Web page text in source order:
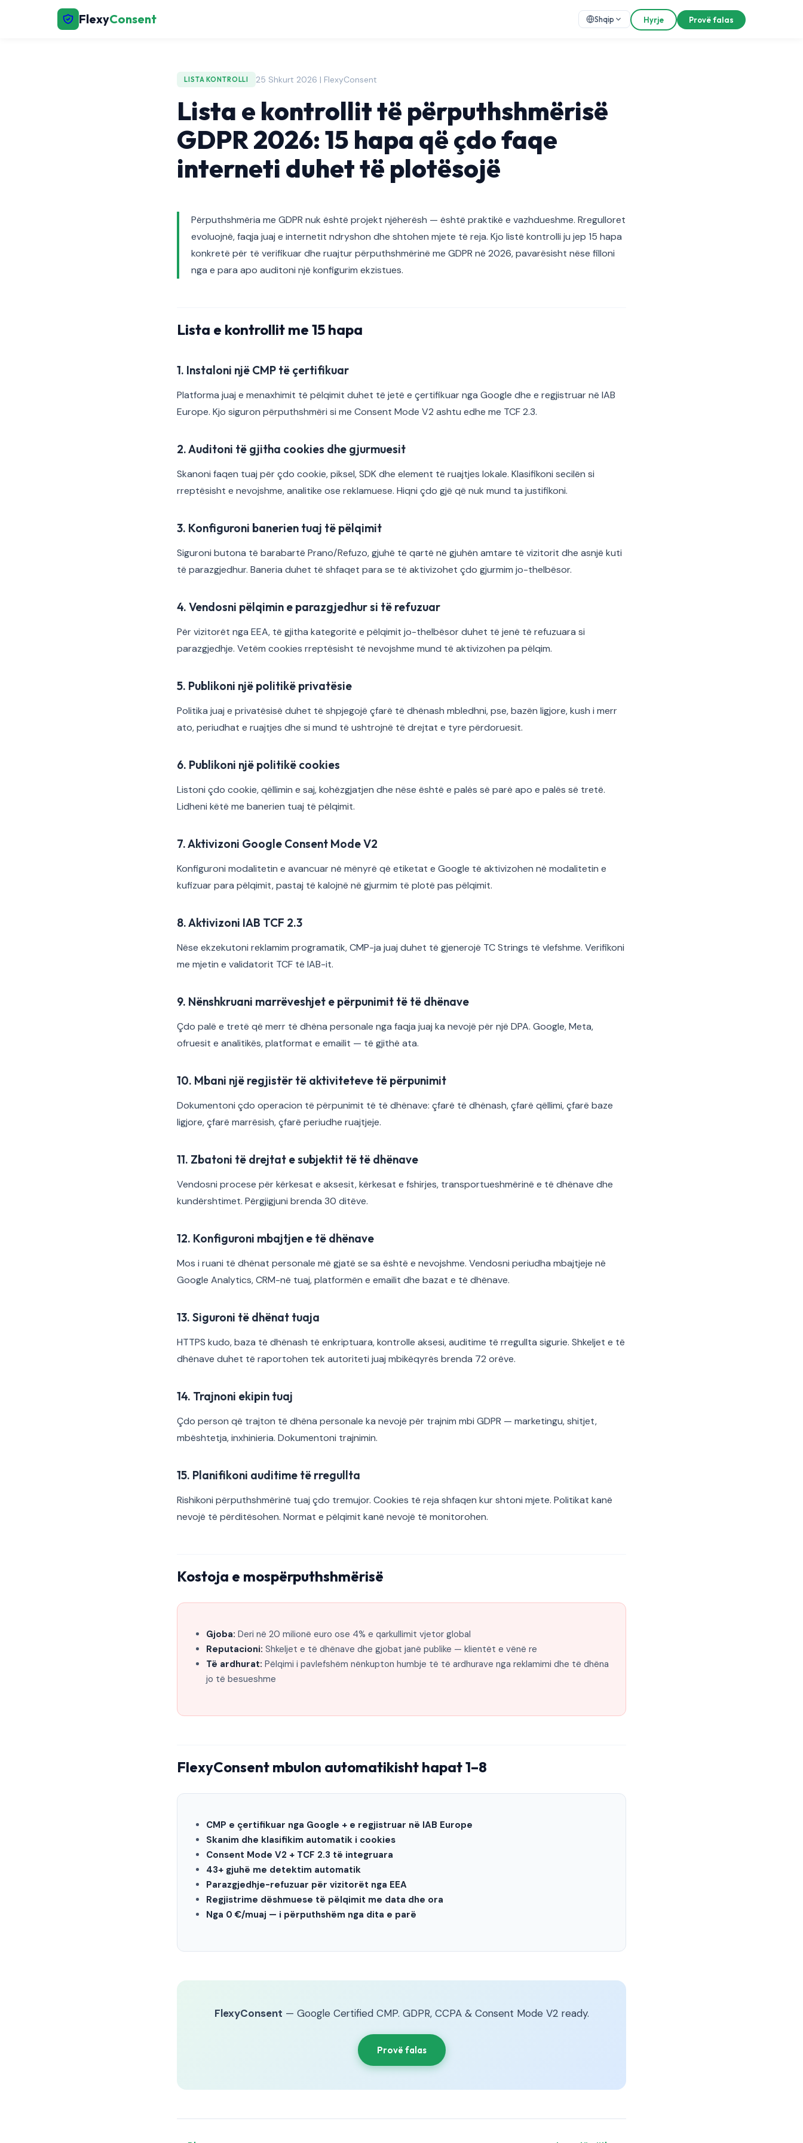
FlexyConsent Shqip Hyrje Provë falas
LISTA KONTROLLI 25 Shkurt 2026 | FlexyConsent
Lista e kontrollit të përputhshmërisë
GDPR 2026: 15 hapa që çdo faqe
interneti duhet të plotësojë
Përputhshmëria me GDPR nuk është projekt njëherësh — është praktikë e vazhdueshme. Rregulloret
evoluojnë, faqja juaj e internetit ndryshon dhe shtohen mjete të reja. Kjo listë kontrolli ju jep 15 hapa
konkretë për të verifikuar dhe ruajtur përputhshmërinë me GDPR në 2026, pavarësisht nëse filloni
nga e para apo auditoni një konfigurim ekzistues.
Lista e kontrollit me 15 hapa
1. Instaloni një CMP të çertifikuar
Platforma juaj e menaxhimit të pëlqimit duhet të jetë e çertifikuar nga Google dhe e regjistruar në IAB
Europe. Kjo siguron përputhshmëri si me Consent Mode V2 ashtu edhe me TCF 2.3.
2. Auditoni të gjitha cookies dhe gjurmuesit
Skanoni faqen tuaj për çdo cookie, piksel, SDK dhe element të ruajtjes lokale. Klasifikoni secilën si
rreptësisht e nevojshme, analitike ose reklamuese. Hiqni çdo gjë që nuk mund ta justifikoni.
3. Konfiguroni banerien tuaj të pëlqimit
Siguroni butona të barabartë Prano/Refuzo, gjuhë të qartë në gjuhën amtare të vizitorit dhe asnjë kuti
të parazgjedhur. Baneria duhet të shfaqet para se të aktivizohet çdo gjurmim jo-thelbësor.
4. Vendosni pëlqimin e parazgjedhur si të refuzuar
Për vizitorët nga EEA, të gjitha kategoritë e pëlqimit jo-thelbësor duhet të jenë të refuzuara si
parazgjedhje. Vetëm cookies rreptësisht të nevojshme mund të aktivizohen pa pëlqim.
5. Publikoni një politikë privatësie
Politika juaj e privatësisë duhet të shpjegojë çfarë të dhënash mbledhni, pse, bazën ligjore, kush i merr
ato, periudhat e ruajtjes dhe si mund të ushtrojnë të drejtat e tyre përdoruesit.
6. Publikoni një politikë cookies
Listoni çdo cookie, qëllimin e saj, kohëzgjatjen dhe nëse është e palës së parë apo e palës së tretë.
Lidheni këtë me banerien tuaj të pëlqimit.
7. Aktivizoni Google Consent Mode V2
Konfiguroni modalitetin e avancuar në mënyrë që etiketat e Google të aktivizohen në modalitetin e
kufizuar para pëlqimit, pastaj të kalojnë në gjurmim të plotë pas pëlqimit.
8. Aktivizoni IAB TCF 2.3
Nëse ekzekutoni reklamim programatik, CMP-ja juaj duhet të gjenerojë TC Strings të vlefshme. Verifikoni
me mjetin e validatorit TCF të IAB-it.
9. Nënshkruani marrëveshjet e përpunimit të të dhënave
Çdo palë e tretë që merr të dhëna personale nga faqja juaj ka nevojë për një DPA. Google, Meta,
ofruesit e analitikës, platformat e emailit — të gjithë ata.
10. Mbani një regjistër të aktiviteteve të përpunimit
Dokumentoni çdo operacion të përpunimit të të dhënave: çfarë të dhënash, çfarë qëllimi, çfarë baze
ligjore, çfarë marrësish, çfarë periudhe ruajtjeje.
11. Zbatoni të drejtat e subjektit të të dhënave
Vendosni procese për kërkesat e aksesit, kërkesat e fshirjes, transportueshmërinë e të dhënave dhe
kundërshtimet. Përgjigjuni brenda 30 ditëve.
12. Konfiguroni mbajtjen e të dhënave
Mos i ruani të dhënat personale më gjatë se sa është e nevojshme. Vendosni periudha mbajtjeje në
Google Analytics, CRM-në tuaj, platformën e emailit dhe bazat e të dhënave.
13. Siguroni të dhënat tuaja
HTTPS kudo, baza të dhënash të enkriptuara, kontrolle aksesi, auditime të rregullta sigurie. Shkeljet e të
dhënave duhet të raportohen tek autoriteti juaj mbikëqyrës brenda 72 orëve.
14. Trajnoni ekipin tuaj
Çdo person që trajton të dhëna personale ka nevojë për trajnim mbi GDPR — marketingu, shitjet,
mbështetja, inxhinieria. Dokumentoni trajnimin.
15. Planifikoni auditime të rregullta
Rishikoni përputhshmërinë tuaj çdo tremujor. Cookies të reja shfaqen kur shtoni mjete. Politikat kanë
nevojë të përditësohen. Normat e pëlqimit kanë nevojë të monitorohen.
Kostoja e mospërputhshmërisë
Gjoba: Deri në 20 milionë euro ose 4% e qarkullimit vjetor global
Reputacioni: Shkeljet e të dhënave dhe gjobat janë publike — klientët e vënë re
Të ardhurat: Pëlqimi i pavlefshëm nënkupton humbje të të ardhurave nga reklamimi dhe të dhëna
jo të besueshme
FlexyConsent mbulon automatikisht hapat 1–8
CMP e çertifikuar nga Google + e regjistruar në IAB Europe
Skanim dhe klasifikim automatik i cookies
Consent Mode V2 + TCF 2.3 të integruara
43+ gjuhë me detektim automatik
Parazgjedhje-refuzuar për vizitorët nga EEA
Regjistrime dëshmuese të pëlqimit me data dhe ora
Nga 0 €/muaj — i përputhshëm nga dita e parë
FlexyConsent — Google Certified CMP. GDPR, CCPA & Consent Mode V2 ready.
Provë falas